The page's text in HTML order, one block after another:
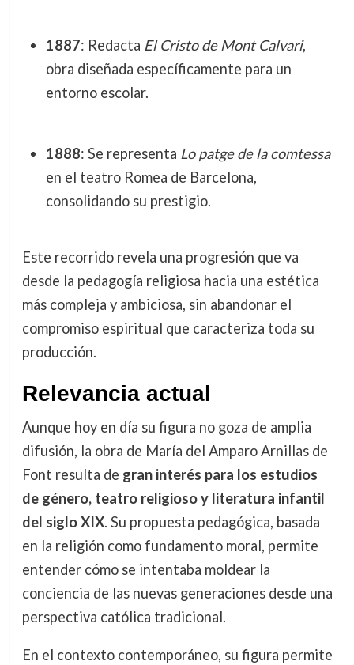
1887: Redacta El Cristo de Mont Calvari,
obra diseñada específicamente para un
entorno escolar.
1888: Se representa Lo patge de la comtessa
en el teatro Romea de Barcelona,
consolidando su prestigio.
Este recorrido revela una progresión que va
desde la pedagogía religiosa hacia una estética
más compleja y ambiciosa, sin abandonar el
compromiso espiritual que caracteriza toda su
producción.
Relevancia actual
Aunque hoy en día su figura no goza de amplia
difusión, la obra de María del Amparo Arnillas de
Font resulta de gran interés para los estudios
de género, teatro religioso y literatura infantil
del siglo XIX. Su propuesta pedagógica, basada
en la religión como fundamento moral, permite
entender cómo se intentaba moldear la
conciencia de las nuevas generaciones desde una
perspectiva católica tradicional.
En el contexto contemporáneo, su figura permite